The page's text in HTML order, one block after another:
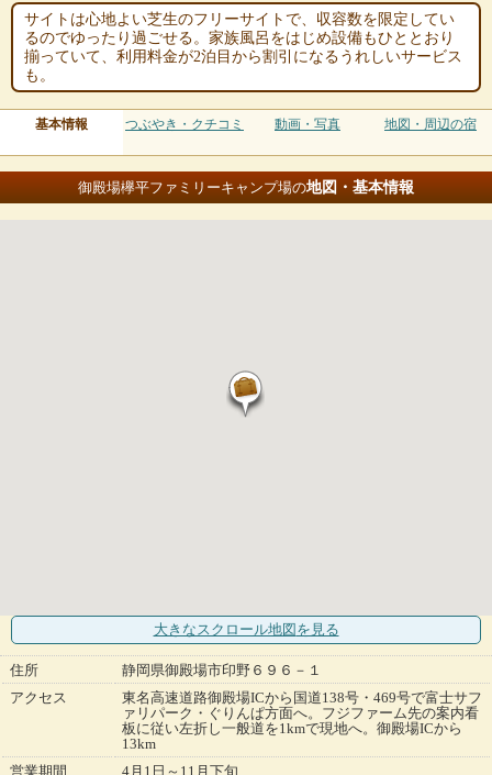
サイトは心地よい芝生のフリーサイトで、収容数を限定してい
るのでゆったり過ごせる。家族風呂をはじめ設備もひととおり
揃っていて、利用料金が2泊目から割引になるうれしいサービス
も。
基本情報 つぶやき・クチコミ 動画・写真 地図・周辺の宿
御殿場欅平ファミリーキャンプ場の地図・基本情報
大きなスクロール地図 を見る
住所
静岡県御殿場市印野６９６－１
アクセス
東名高速道路御殿場ICから国道138号・469号で富士サフ
ァリパーク・ぐりんぱ方面へ。フジファーム先の案内看
板に従い左折し一般道を1kmで現地へ。御殿場ICから
13km
営業期間
4月1日～11月下旬